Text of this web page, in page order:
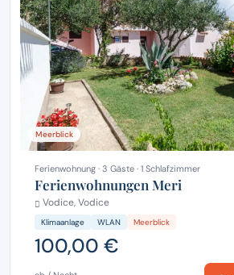
Meerblick
Ferienwohnung · 3 Gäste · 1 Schlafzimmer
Ferienwohnungen Meri
Vodice, Vodice
Klimaanlage WLAN Meerblick
100,00 €